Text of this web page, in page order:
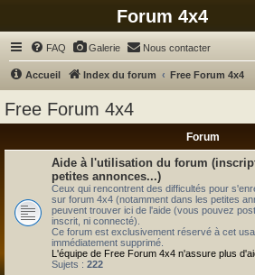
Forum 4x4
FAQ Galerie Nous contacter
Accueil Index du forum Free Forum 4x4
Free Forum 4x4
Forum
Aide à l'utilisation du forum
petites annonces...)
Ceux qui rencontrent des difficultés pour
sur forum 4x4 (notamment dans les petites
peuvent trouver ici de l'aide (vous pouvez
inscrit, ni connecté).
Ce forum est exclusivement réservé à cet
immédiatement supprimé.
L'équipe de Free Forum 4x4 n'assure plus
Sujets : 222